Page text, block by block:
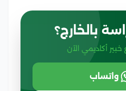
بالخارج؟
أكاديمي الآن
واتساب